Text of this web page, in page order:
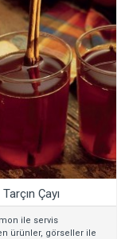
Çayı
ile servis
ürünler, görseller ile